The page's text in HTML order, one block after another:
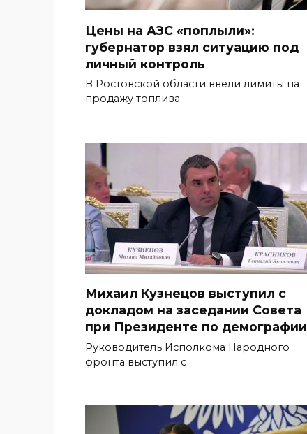
Цены на АЗС «поплыли»:
губернатор взял ситуацию под
личный контроль
В Ростовской области ввели лимиты на
продажу топлива
Михаил Кузнецов выступил с
докладом на заседании Совета
при Президенте по демографии
Руководитель Исполкома Народного
фронта выступил с